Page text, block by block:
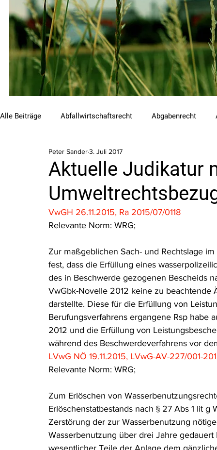
Alle Beiträge Abfallwirtschaftsrecht Abgabenrecht
Beihilfen und Förderungen
Luftreinhalterecht Naturschutzrecht
Verfahrensrecht Vergaberecht Verkehr- und
Wasserrecht RDU Umwelt-Ausgabe Erdgas
Aktuelle Judikatur
Peter Sander3. Juli 2017
VwGH 26.11.2015, Ra 2015/07/0118
Relevante Norm: WRG;
Zur maßgeblichen Sach- und Rechtslage
fest, dass die Erfüllung eines
des in Beschwerde gezogenen Bescheids
VwGbk-Novelle 2012 keine zu
darstellte. Diese für die Erfüllung von
Berufungsverfahrens ergangene Rsp habe
2012 und die Erfüllung von
während des Beschwerdeverfahrens vor
LVwG NÖ 19.11.2015, LVwG-AV-227/001-
Relevante Norm: WRG;
Zum Erlöschen von
Erlöschenstatbestands nach § 27 Abs 1 lit
Zerstörung der zur Wasserbenutzung
Wasserbenutzung über drei Jahre
wesentlicher Teile der Anlage dem